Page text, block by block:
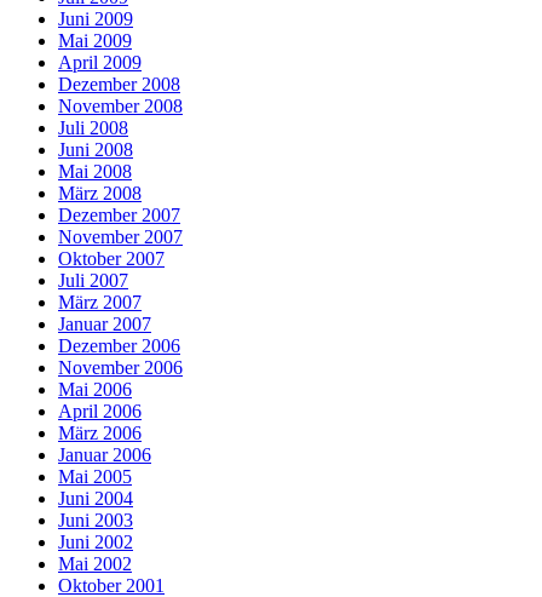
Juni 2009
Mai 2009
April 2009
Dezember 2008
November 2008
Juli 2008
Juni 2008
Mai 2008
März 2008
Dezember 2007
November 2007
Oktober 2007
Juli 2007
März 2007
Januar 2007
Dezember 2006
November 2006
Mai 2006
April 2006
März 2006
Januar 2006
Mai 2005
Juni 2004
Juni 2003
Juni 2002
Mai 2002
Oktober 2001